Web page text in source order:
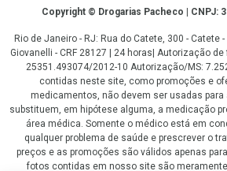
CopyrightCopyright © Drogarias Pacheco | CNPJ:
Rio de Janeiro - RJ: Rua do Catete, 300 - Catete -
Giovanelli - CRF 28127 | 24 horas| Autorização
25351.493074/2012-10 Autorização/MS:
contidas neste site, como promoções e
medicamentos, não devem ser usadas
substituem, em hipótese alguma, a medicação
área médica. Somente o médico está em
qualquer problema de saúde e prescrever o
preços e as promoções são válidos apenas
fotos contidas em nosso site são